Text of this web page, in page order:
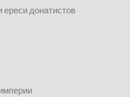
донатистов